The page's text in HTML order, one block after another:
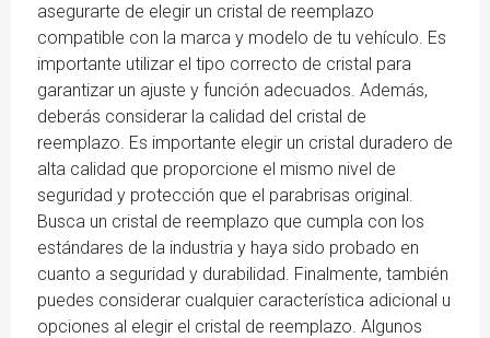
asegurarte de elegir un cristal de reemplazo
compatible con la marca y modelo de tu vehículo. Es
importante utilizar el tipo correcto de cristal para
garantizar un ajuste y función adecuados. Además,
deberás considerar la calidad del cristal de
reemplazo. Es importante elegir un cristal duradero de
alta calidad que proporcione el mismo nivel de
seguridad y protección que el parabrisas original.
Busca un cristal de reemplazo que cumpla con los
estándares de la industria y haya sido probado en
cuanto a seguridad y durabilidad. Finalmente, también
puedes considerar cualquier característica adicional u
opciones al elegir el cristal de reemplazo. Algunos